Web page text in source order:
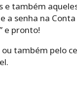
e também
a senha na Conta
e pronto!
também pelo